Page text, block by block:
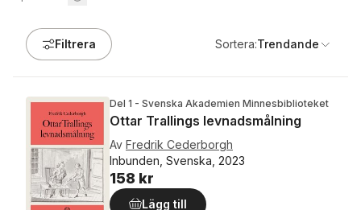
Filtrera Sortera:Trendande
Del 1 - Svenska Akademien Minnesbiblioteket
Ottar Trallings levnadsmålning
Av Fredrik Cederborgh
Inbunden, Svenska, 2023
158 kr
Lägg till